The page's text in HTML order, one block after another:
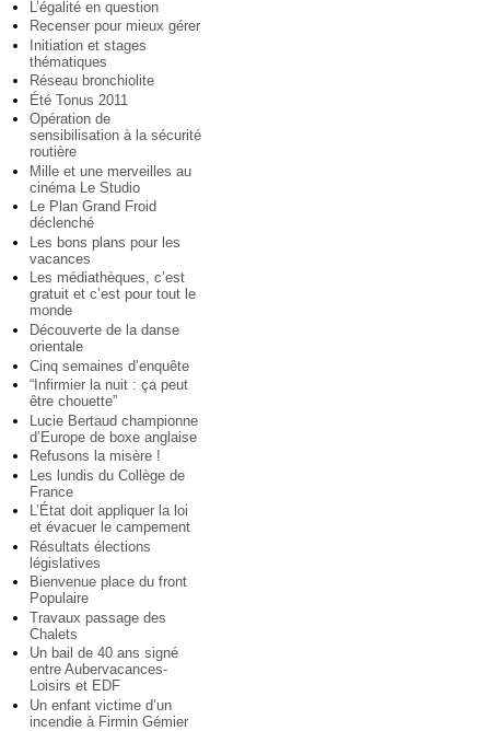
L’égalité en question
Recenser pour mieux gérer
Initiation et stages
thématiques
Réseau bronchiolite
Été Tonus 2011
Opération de
sensibilisation à la sécurité
routière
Mille et une merveilles au
cinéma Le Studio
Le Plan Grand Froid
déclenché
Les bons plans pour les
vacances
Les médiathèques, c’est
gratuit et c’est pour tout le
monde
Découverte de la danse
orientale
Cinq semaines d’enquête
“Infirmier la nuit : ça peut
être chouette”
Lucie Bertaud championne
d’Europe de boxe anglaise
Refusons la misère !
Les lundis du Collège de
France
L’État doit appliquer la loi
et évacuer le campement
Résultats élections
législatives
Bienvenue place du front
Populaire
Travaux passage des
Chalets
Un bail de 40 ans signé
entre Aubervacances-
Loisirs et EDF
Un enfant victime d’un
incendie à Firmin Gémier